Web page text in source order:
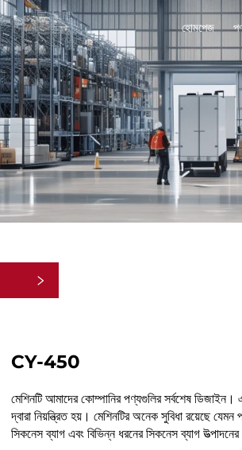
হোমপেজ
CY-450
মেশিনটি আমাদের কোম্পানির পণ্যগুলির সর্বশেষ
দ্বারা নিয়ন্ত্রিত হয়। মেশিনটির অনেক সুবিধা রয়েছে
সিকনেস ব্যাগ এবং বিভিন্ন ধরনের সিকনেস ব্যাগ